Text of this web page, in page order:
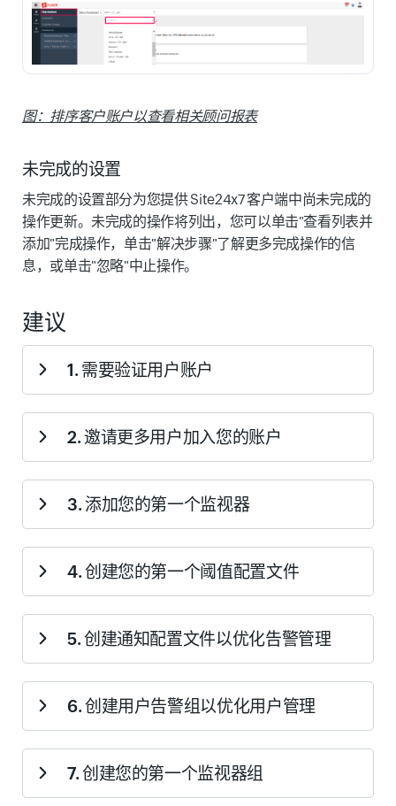
图：排序客户账户以查看相关顾问报表
未完成的设置
未完成的设置部分为您提供 Site24x7 客户端中尚未完成的
操作更新。未完成的操作将列出，您可以单击"查看列表并
添加"完成操作，单击"解决步骤"了解更多完成操作的信
息，或单击"忽略"中止操作。
建议
1. 需要验证用户账户
列出客户账户中所有未验证的用户账户。账户验证是通过
电子邮件、语音和短信接收告警和报表的必要条件。当客
户账户中的用户电子邮件地址和电话号码未经验证时，将
显示此提示。
2. 邀请更多用户加入您的账户
此提示通知管理客户账户的 MSP 用户可以邀请子用户加入
账户并为其分配独特的用户角色。了解用户账户管理
客户账户中只有一个用户时，将显示此提示。
3. 添加您的第一个监视器
尝试添加监视器，以跟踪 IT 基础设施中网站、服务器、网
络设备、应用程序或任何组件的正常运行时间和指标。您
还可以通过单一控制台查看资源的可用性和各种性能趋
势。了解如何添加监视器。
4. 创建您的第一个阈值配置文件
此提示允许 MSP 用户在客户账户中创建具有特定监视器属
性自定义指标基准的独特阈值配置文件，并将其与监视器
关联，以在阈值突破时触发告警和严重告警。了解如何创
建阈值配置文件。当客户账户中阈值配置文件未定义任何
属性时，将显示此提示。
5. 创建通知配置文件以优化告警管理
允许您通过为客户账户创建新的通知配置文件来微调告警
策略并减少误报。 了解如何创建通知配置文件。当客户账
户中只有默认通知配置文件时，将显示此提示。
6. 创建用户告警组以优化用户管理
允许您轻松地将多个用户组合起来，在客户账户中设置用
户告警组，从而简化客户账户中的告警和报表管理。
如何设置用户告警组。当您在客户账户中只使用默认用户
7. 创建您的第一个监视器组